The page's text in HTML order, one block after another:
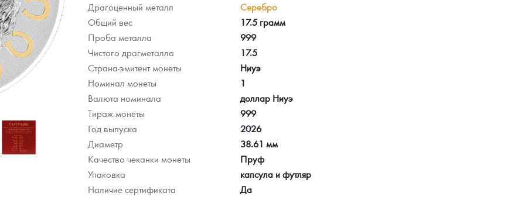
Драгоценный металл
Серебро
Общий вес
17.5 грамм
Проба металла
999
Чистого драгметалла
17.5
Страна-эмитент монеты
Ниуэ
Номинал монеты
1
Валюта номинала
доллар Ниуэ
Тираж монеты
999
Год выпуска
2026
Диаметр
38.61 мм
Качество чеканки монеты
Пруф
Упаковка
капсула и футляр
Наличие сертификата
Да